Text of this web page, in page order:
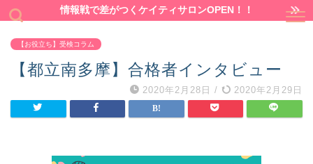
情報戦で差がつくケイティサロンOPEN！！
【お役立ち】受検コラム
【都立南多摩】合格者インタビュー
2020年2月28日 / 2020年2月29日